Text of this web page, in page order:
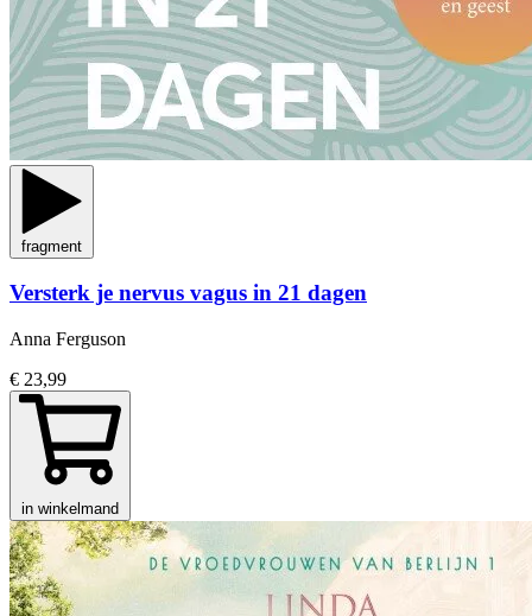
fragment
Versterk je nervus vagus in 21 dagen
Anna Ferguson
€ 23,99
in winkelmand